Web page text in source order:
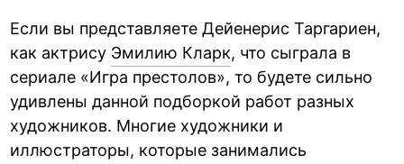
Если вы представляете Дейенерис Таргариен,
как актрису Эмилию Кларк, что сыграла в
сериале «Игра престолов», то будете сильно
удивлены данной подборкой работ разных
художников. Многие художники и
иллюстраторы, которые занимались